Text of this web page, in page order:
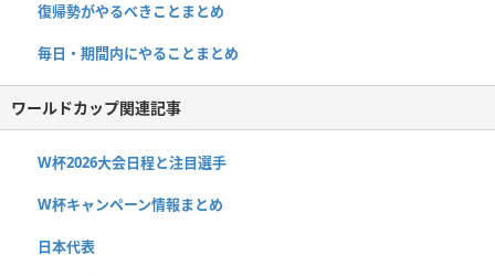
復帰勢がやるべきことまとめ
毎日・期間内にやることまとめ
ワールドカップ関連記事
W杯2026大会日程と注目選手
W杯キャンペーン情報まとめ
日本代表